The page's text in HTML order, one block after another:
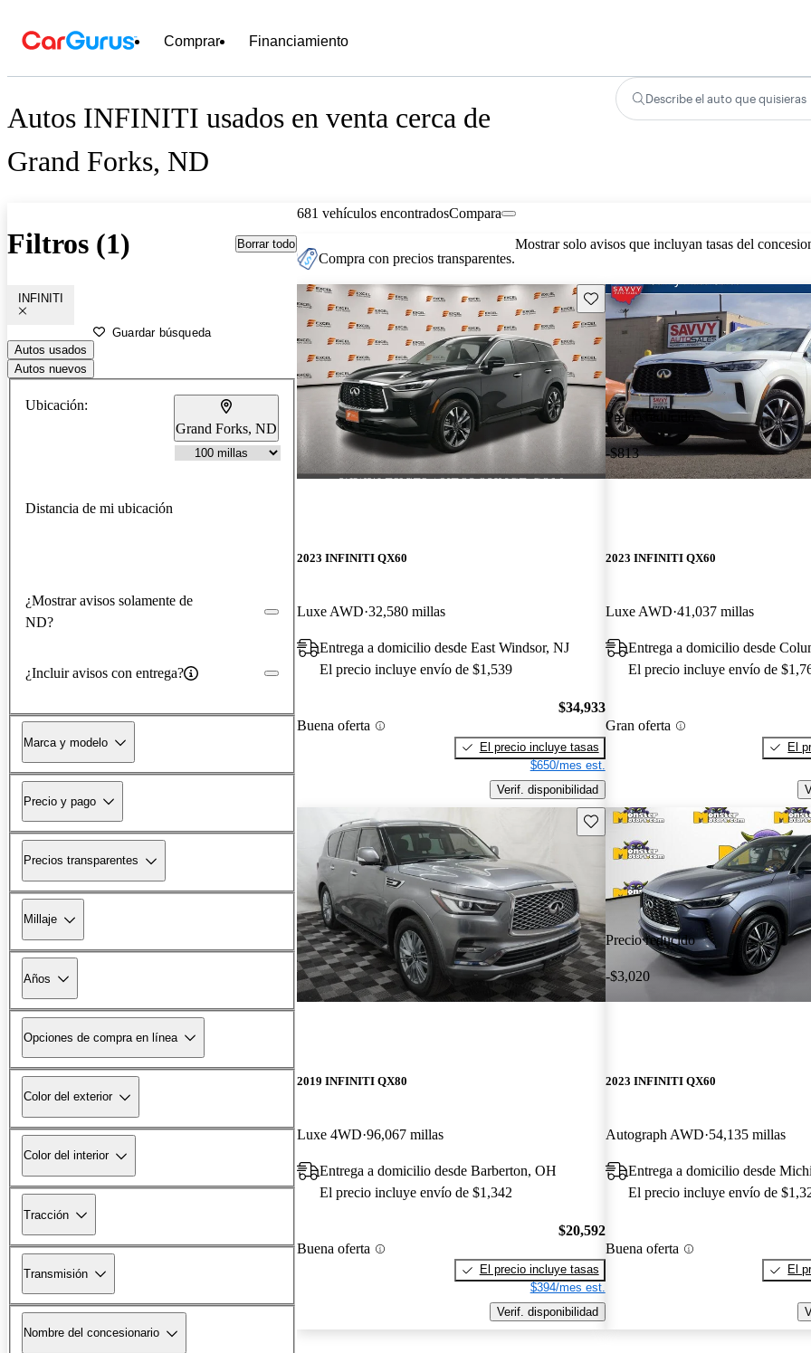
Comprar Financiamiento
Autos INFINITI usados en venta cerca de
Grand Forks, ND
Describe el auto que quisieras
Filtros (1) Borrar todo
INFINITI
Guardar búsqueda
Autos usados
Autos nuevos
Ubicación:
Grand Forks, ND
Distancia de mi ubicación
¿Mostrar avisos solamente de
ND?
¿Incluir avisos con entrega?
Marca y modelo
Precio y pago
Precios transparentes
Millaje
Años
Opciones de compra en línea
Color del exterior
Color del interior
Tracción
Transmisión
Nombre del concesionario
681 vehículos encontradosCompara
Compra con precios transparentes.
Mostrar solo avisos que incluyan tasas del
Guarda este Aviso
2023 INFINITI QX60
Luxe AWD 32,580 millas
Entrega a domicilio desde East Windsor, NJ
El precio incluye envío de $1,539
Buena oferta
$34,933
El precio incluye tasas
$650/mes est.
Verif. disponibilidad
Precio reducido
-$813
2023 INFINITI QX60
Luxe AWD 41,037 millas
Entrega a domicilio desde
El precio incluye envío de
Gran oferta
El
Guarda este Aviso
2019 INFINITI QX80
Luxe 4WD 96,067 millas
Entrega a domicilio desde Barberton, OH
El precio incluye envío de $1,342
Buena oferta
$20,592
El precio incluye tasas
$394/mes est.
Verif. disponibilidad
Precio reducido
-$3,020
2023 INFINITI QX60
Autograph AWD 54,135 millas
Entrega a domicilio desde
El precio incluye envío de
Buena oferta
El